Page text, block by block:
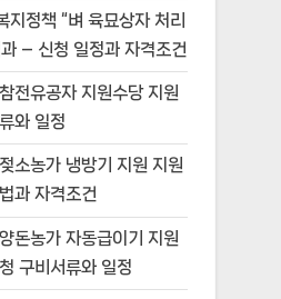
지정책 “벼 육묘상자 처리
– 신청 일정과 자격조건
전유공자 지원수당 지원
와 일정
소농가 냉방기 지원 지원
과 자격조건
돈농가 자동급이기 지원
구비서류와 일정